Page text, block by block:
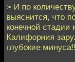
> И по
выяснится, что
конечной
Калифорния
глубокие